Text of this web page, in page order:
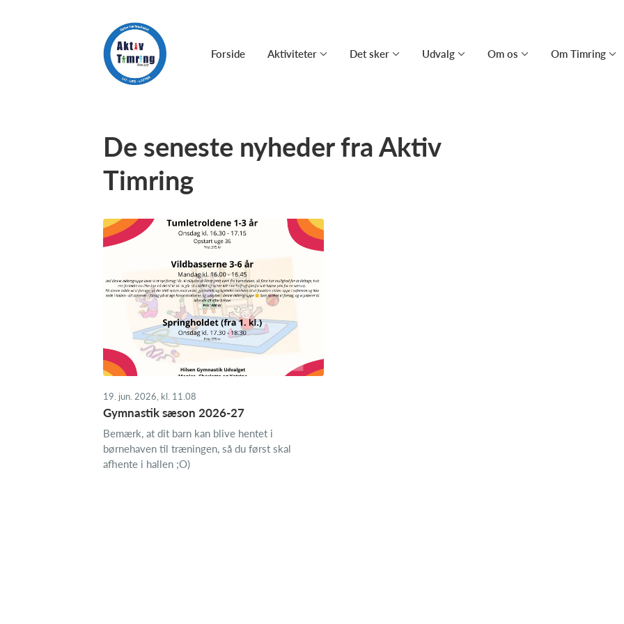
Forside Aktiviteter Det sker Udvalg Om os Om Timring
De seneste nyheder fra Aktiv
Timring
19. jun. 2026, kl. 11.08
Gymnastik sæson 2026-27
Bemærk, at dit barn kan blive hentet i
børnehaven til træningen, så du først skal
afhente i hallen ;O)